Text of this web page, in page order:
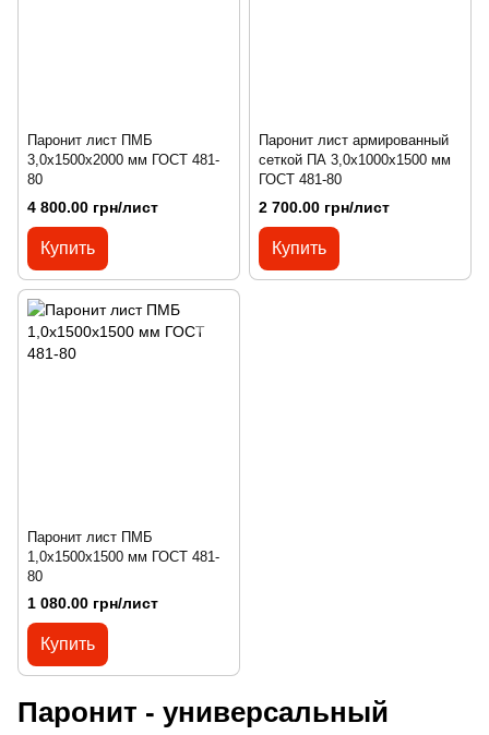
Паронит лист ПМБ
3,0х1500х2000 мм ГОСТ 481-
80
4 800.00 грн/лист
Купить
Паронит лист армированный
сеткой ПА 3,0х1000х1500 мм
ГОСТ 481-80
2 700.00 грн/лист
Купить
Паронит лист ПМБ
1,0х1500х1500 мм ГОСТ 481-
80
1 080.00 грн/лист
Купить
Паронит - универсальный